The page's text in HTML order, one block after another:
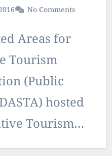
No Comments
Areas for
Tourism
(Public
hosted
Tourism
the